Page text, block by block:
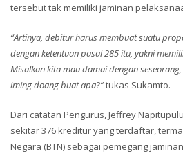
tersebut tak memiliki jaminan
“Artinya, debitur harus membuat suatu
dengan ketentuan pasal 285 itu, yakni
Misalkan kita mau damai dengan
iming doang buat apa?”tukas Sukamto.
Dari catatan Pengurus, Jeffrey
sekitar 376 kreditur yang terdaftar,
Negara (BTN) sebagai pemegang